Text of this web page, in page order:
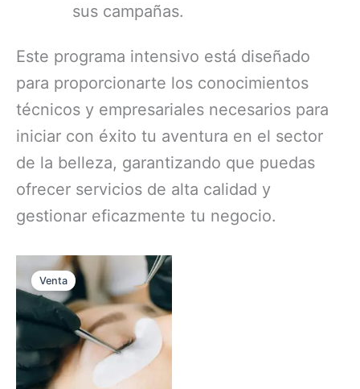
sus campañas.
Este programa intensivo está diseñado
para proporcionarte los conocimientos
técnicos y empresariales necesarios para
iniciar con éxito tu aventura en el sector
de la belleza, garantizando que puedas
ofrecer servicios de alta calidad y
gestionar eficazmente tu negocio.
Venta